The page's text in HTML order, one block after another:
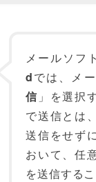
メールソフ
dでは、メ
信 」を選択
で送信とは
送信をせず
おいて、任
を送信する